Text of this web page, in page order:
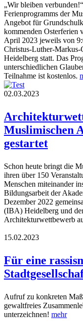
„Wir bleiben
Ferienprogramms der
Angebot für
kommenden Osterferien
April 2023 jeweils von
Christus-Luther-Markus-
Heidelberg statt. Das
unterschiedlichen
Teilnahme ist kostenlos.
02.03.2023
Muslimischen
gestartet
Schon heute bringt die
ihren über 150
Menschen miteinander
Bildungsarbeit der
Dezember 2022
(IBA) Heidelberg und
Architekturwettbewerb
15.02.2023
Für eine
Aufruf zu konkreten
gewaltfreies
unterzeichnen! mehr